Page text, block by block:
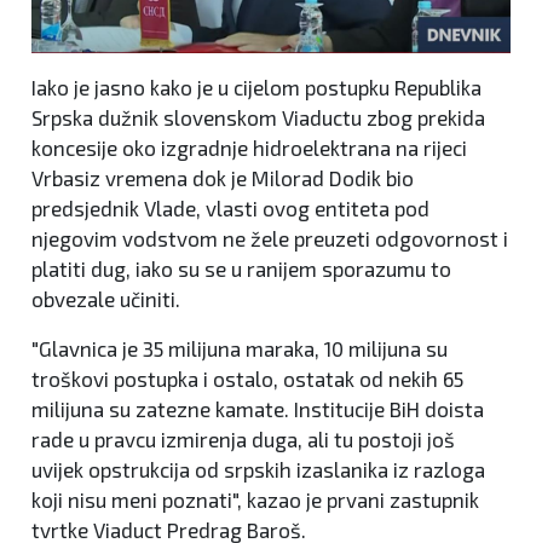
Iako je jasno kako je u cijelom postupku Republika
Srpska dužnik slovenskom Viaductu zbog prekida
koncesije oko izgradnje hidroelektrana na rijeci
Vrbasiz vremena dok je Milorad Dodik bio
predsjednik Vlade, vlasti ovog entiteta pod
njegovim vodstvom ne žele preuzeti odgovornost i
platiti dug, iako su se u ranijem sporazumu to
obvezale učiniti.
"Glavnica je 35 milijuna maraka, 10 milijuna su
troškovi postupka i ostalo, ostatak od nekih 65
milijuna su zatezne kamate. Institucije BiH doista
rade u pravcu izmirenja duga, ali tu postoji još
uvijek opstrukcija od srpskih izaslanika iz razloga
koji nisu meni poznati", kazao je prvani zastupnik
tvrtke Viaduct Predrag Baroš.